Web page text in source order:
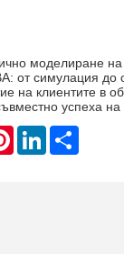
моделиране на
от симулация до
на клиентите в
успеха на
PinterestLinkedInShare